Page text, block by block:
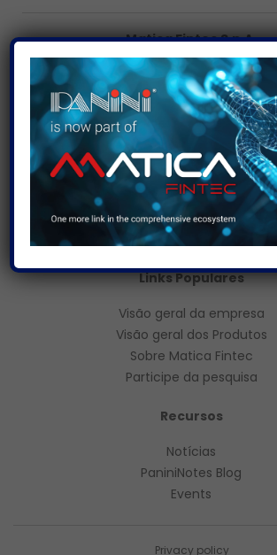
Matica Fintec S.p.A.
Escritório registado: Via Giuseppe
Milano (MI)
Sede administrativa: Via Varallo 24/b,
(TO)
Telefone:+39.011.8176011
Visitar o site
PANINI
North America
1229 Byers Road
Miamisburg, OH 45342 – USA
Phone:+1.937.291.2195
Links Populares
Visão geral da empresa
Visão geral dos Produtos
Sobre Matica Fintec
Participe da pesquisa
Recursos
Notícias
PaniniNotes Blog
Events
Privacy policy